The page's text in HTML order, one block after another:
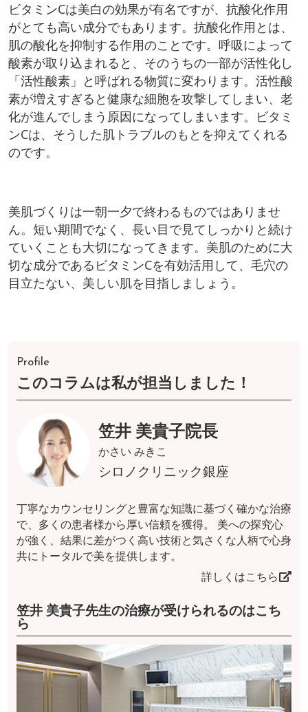
ビタミンCは美白の効果が有名ですが、抗酸化作用
がとても高い成分でもあります。抗酸化作用とは、
肌の酸化を抑制する作用のことです。呼吸によって
酸素が取り込まれると、そのうちの一部が活性化し
「活性酸素」と呼ばれる物質に変わります。活性酸
素が増えすぎると健康な細胞を攻撃してしまい、老
化が進んでしまう原因になってしまいます。ビタミ
ンCは、そうした肌トラブルのもとを抑えてくれる
のです。
美肌づくりは一朝一夕で終わるものではありませ
ん。短い期間でなく、長い目で見てしっかりと続け
ていくことも大切になってきます。美肌のために大
切な成分であるビタミンCを有効活用して、毛穴の
目立たない、美しい肌を目指しましょう。
Profile
このコラムは私が担当しました！
笠井 美貴子院長
かさい みきこ
シロノクリニック銀座
丁寧なカウンセリングと豊富な知識に基づく確かな治療
で、多くの患者様から厚い信頼を獲得。 美への探究心
が強く、結果に差がつく高い技術と気さくな人柄で心身
共にトータルで美を提供します。
詳しくはこちら
笠井 美貴子先生の治療が受けられるのはこち
ら